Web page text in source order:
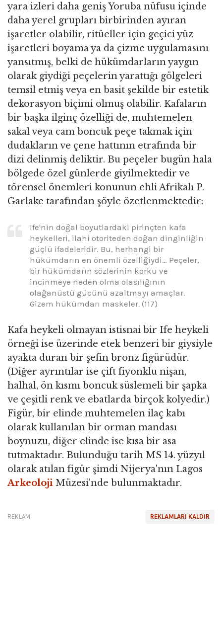
yara izleri daha geniş Yoruba nüfusu içinde
daha yerel grupları birbirinden ayıran
işaretler olabilir, ritüeller için geçici yüz
işaretleri boyama ya da çizme uygulamasını
yansıtmış, belki de hükümdarların yaygın
olarak giydiği peçelerin yarattığı gölgeleri
temsil etmiş veya en basit şekilde bir estetik
dekorasyon biçimi olmuş olabilir. Kafaların
bir başka ilginç özelliği de, muhtemelen
sakal veya cam boncuk peçe takmak için
dudakların ve çene hattının etrafında bir
dizi delinmiş deliktir. Bu peçeler bugün hala
bölgede özel günlerde giyilmektedir ve
törensel önemleri konunun ehli Afrikalı P.
Garlake tarafından şöyle özetlenmektedir:
Ife'nin doğal boyutlardaki pirinçten kafa
heykelleri, ilahi otoriteden doğan dinginliğin
güçlü ifadeleridir. Bu, herhangi bir
hükümdarın en önemli özelliğiydi… Peçeler,
bir hükümdarın sözlerinin korku ve
incinmeye neden olma olasılığının
olağanüstü gücünü azaltmayı amaçlar.
Gizem hükümdarı maskeler. (117)
Kafa heykeli olmayan istisnai bir Ife heykeli
örneği ise üzerinde etek benzeri bir giysiyle
ayakta duran bir şefin bronz figürüdür.
(Diğer ayrıntılar ise çift fiyonklu nişan,
halhal, ön kısmı boncuk süslemeli bir şapka
ve çeşitli renk ve ebatlarda birçok kolyedir.)
Figür, bir elinde muhtemelen ilaç kabı
olarak kullanılan bir orman mandası
boynuzu, diğer elinde ise kısa bir asa
tutmaktadır. Bulunduğu tarih MS 14. yüzyıl
olarak atılan figür şimdi Nijerya'nın Lagos
Arkeoloji Müzesi'nde bulunmaktadır.
REKLAMLARI KALDIR
REKLAM